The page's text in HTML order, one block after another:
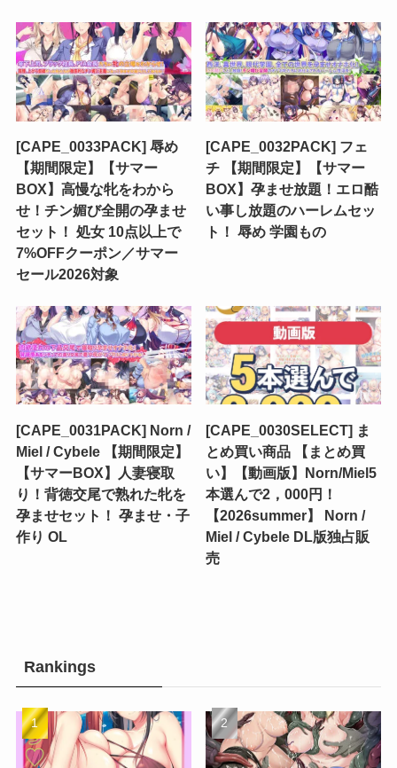
[CAPE_0033PACK] 辱め
【期間限定】【サマー
BOX】高慢な牝をわから
せ！チン媚び全開の孕ませ
セット！ 処女 10点以上で
7%OFFクーポン／サマー
セール2026対象
[CAPE_0032PACK] フェ
チ 【期間限定】【サマー
BOX】孕ませ放題！エロ酷
い事し放題のハーレムセッ
ト！ 辱め 学園もの
[CAPE_0031PACK] Norn /
Miel / Cybele 【期間限定】
【サマーBOX】人妻寝取
り！背徳交尾で熟れた牝を
孕ませセット！ 孕ませ・子
作り OL
[CAPE_0030SELECT] ま
とめ買い商品 【まとめ買
い】【動画版】Norn/Miel5
本選んで2，000円！
【2026summer】 Norn /
Miel / Cybele DL版独占販
売
Rankings